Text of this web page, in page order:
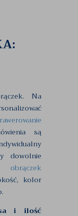
Na
są
dowolnie
kolor
i ilość